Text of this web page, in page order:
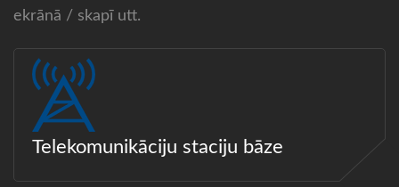
ekrānā / skapī utt.
Telekomunikāciju staciju bāze